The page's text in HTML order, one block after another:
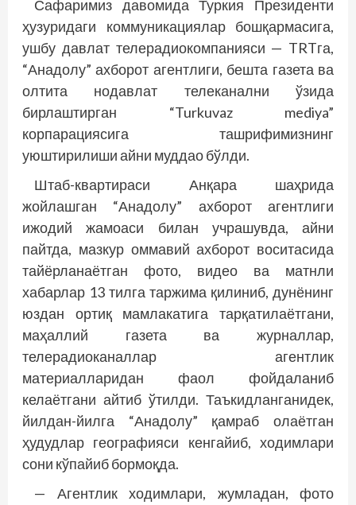
Сафаримиз давомида Туркия Президенти
ҳузуридаги коммуникациялар бошқармасига,
ушбу давлат телерадиокомпанияси — TRTга,
“Анадолу” ахборот агентлиги, бешта газета ва
олтита нодавлат телеканални ўзида
бирлаштирган “Turkuvaz mediya”
корпарациясига ташрифимизнинг
уюштирилиши айни муддао бўлди.
Штаб-квартираси Анқара шаҳрида
жойлашган “Анадолу” ахборот агентлиги
ижодий жамоаси билан учрашувда, айни
пайтда, мазкур оммавий ахборот воситасида
тайёрланаётган фото, видео ва матнли
хабарлар 13 тилга таржима қилиниб, дунёнинг
юздан ортиқ мамлакатига тарқатилаётгани,
маҳаллий газета ва журналлар,
телерадиоканаллар агентлик
материалларидан фаол фойдаланиб
келаётгани айтиб ўтилди. Таъкидланганидек,
йилдан-йилга “Анадолу” қамраб олаётган
ҳудудлар географияси кенгайиб, ходимлари
сони кўпайиб бормоқда.
— Агентлик ходимлари, жумладан, фото